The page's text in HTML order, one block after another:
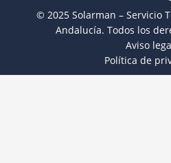
© 2025 Solarman – Servicio
Andalucía. Todos los
Aviso
Política de